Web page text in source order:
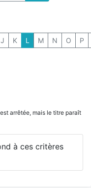
J K L M N O P
arrêtée, mais le titre paraît
à ces critères